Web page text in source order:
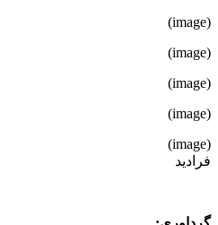
(image)
(image)
(image)
(image)
(image)
فرادید